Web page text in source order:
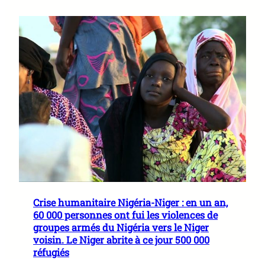
Crise humanitaire Nigéria-Niger : en un an,
60 000 personnes ont fui les violences de
groupes armés du Nigéria vers le Niger
voisin. Le Niger abrite à ce jour 500 000
réfugiés